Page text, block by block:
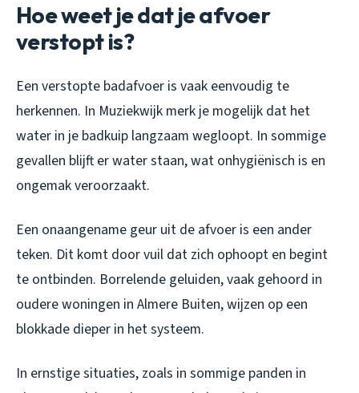
Hoe weet je dat je afvoer
verstopt is?
Een verstopte badafvoer is vaak eenvoudig te
herkennen. In Muziekwijk merk je mogelijk dat het
water in je badkuip langzaam wegloopt. In sommige
gevallen blijft er water staan, wat onhygiënisch is en
ongemak veroorzaakt.
Een onaangename geur uit de afvoer is een ander
teken. Dit komt door vuil dat zich ophoopt en begint
te ontbinden. Borrelende geluiden, vaak gehoord in
oudere woningen in Almere Buiten, wijzen op een
blokkade dieper in het systeem.
In ernstige situaties, zoals in sommige panden in